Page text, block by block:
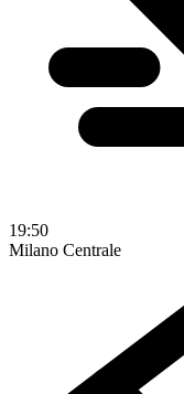
19:50
Milano Centrale